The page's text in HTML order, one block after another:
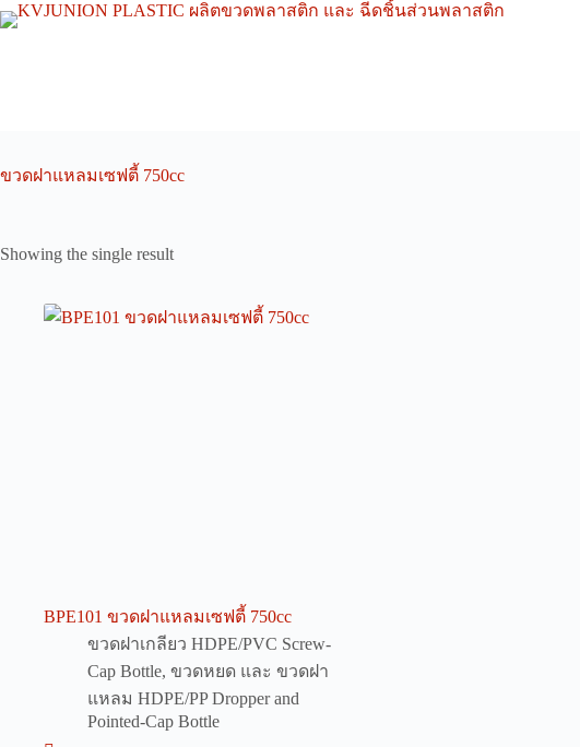
Skip
to
ขวดฝาแหลมเซฟตี้ 750cc
Showing the single result
BPE101 ขวดฝาแหลมเซฟตี้ 750cc
ขวดฝาเกลียว HDPE/PVC Screw-
Cap Bottle, ขวดหยด และ ขวดฝา
แหลม HDPE/PP Dropper and
Pointed-Cap Bottle